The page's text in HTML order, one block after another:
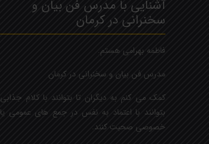
آشنایی با مدرس فن بیان و
سخنرانی در کرمان
فاطمه بهرامی هستم.
مدرس فن بیان و سخنرانی در کرمان
کمک می کنم به دیگران تا بتوانند با کلام جذابی
بتوانند با اعتماد به نفس در جمع های عمومی یا
خصوصی صحبت کنند.